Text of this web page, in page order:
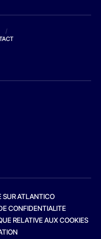
/
SUR ATLANTICO
CONFIDENTIALITE
RELATIVE AUX COOKIES